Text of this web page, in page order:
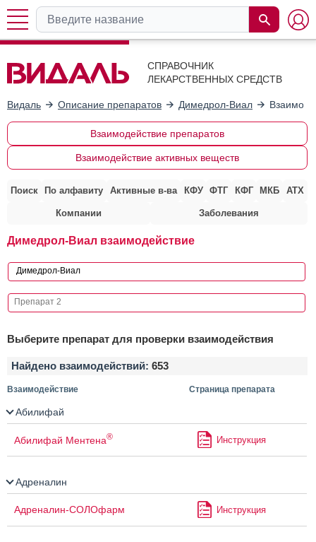
СПРАВОЧНИК
ЛЕКАРСТВЕННЫХ СРЕДСТВ
Видаль Описание препаратов Димедрол-Виал
Взаимодействие препаратов
Взаимодействие активных веществ
Поиск По алфавиту Активные в-ва КФУ ФТГ КФГ МКБ АТХ
Компании Заболевания
Димедрол-Виал взаимодействие
Выберите препарат для проверки взаимодействия
Найдено взаимодействий: 653
Взаимодействие Страница препарата
Абилифай
Абилифай Ментена® Инструкция
Адреналин
Адреналин-СОЛОфарм Инструкция